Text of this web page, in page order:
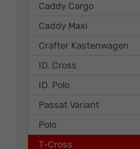
Caddy Cargo
Caddy Maxi
Crafter Kastenwagen
ID. Cross
ID. Polo
Passat Variant
Polo
T-Cross